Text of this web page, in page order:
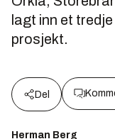
lagt inn et
prosjekt.
Del
Herman Berg